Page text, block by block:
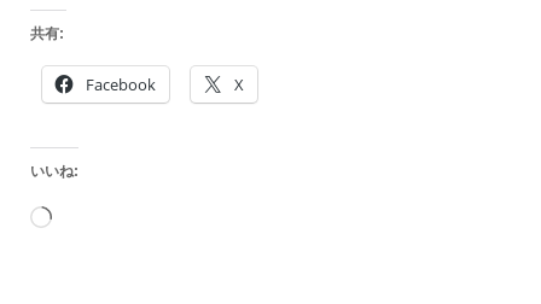
共有:
Facebook X
いいね:
読